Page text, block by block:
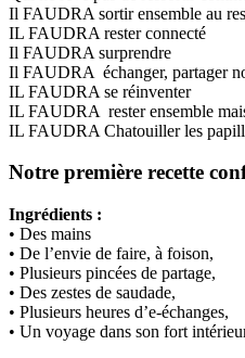
Il FAUDRA sortir ensemble au
IL FAUDRA rester connecté
Il FAUDRA surprendre
Il FAUDRA échanger, partager
IL FAUDRA se réinventer
IL FAUDRA rester ensemble
IL FAUDRA Chatouiller les
Notre première recette
Ingrédients :
• Des mains
• De l’envie de faire, à foison,
• Plusieurs pincées de partage,
• Des zestes de saudade,
• Plusieurs heures d’e-échanges,
• Un voyage dans son fort